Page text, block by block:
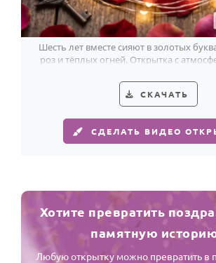
Шесть лет вместе сияют в золотых
роз и тёплых огней. Открытка с
СКАЧАТЬ
СДЕЛАТЬ ВИДЕО
Хотите превратить
памятную
Любую открытку можно превратить в